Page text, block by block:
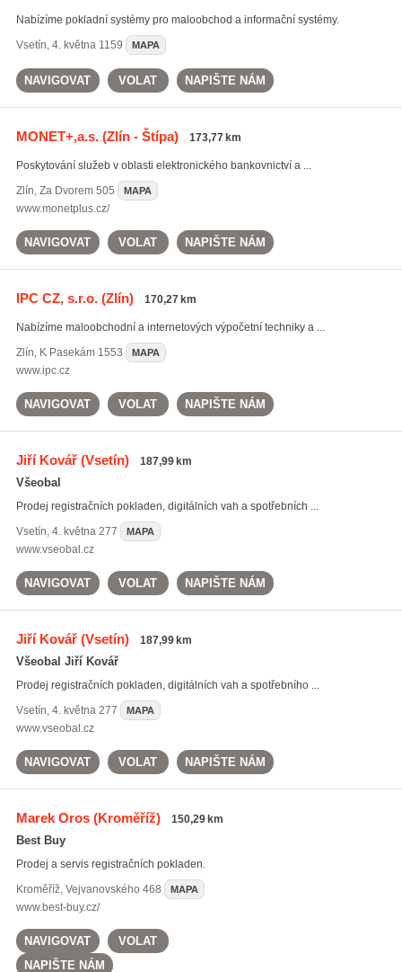
Nabízíme pokladní systémy pro maloobchod a informační systémy.
Vsetín, 4. května 1159 MAPA
NAVIGOVAT VOLAT NAPIŠTE NÁM
MONET+,a.s.(Zlín - Štípa) 173,77 km
Poskytování služeb v oblasti elektronického bankovnictví a ...
Zlín, Za Dvorem 505 MAPA
www.monetplus.cz/
NAVIGOVAT VOLAT NAPIŠTE NÁM
IPC CZ, s.r.o.(Zlín) 170,27 km
Nabízíme maloobchodní a internetových výpočetní techniky a ...
Zlín, K Pasekám 1553 MAPA
www.ipc.cz
NAVIGOVAT VOLAT NAPIŠTE NÁM
Jiří Kovář(Vsetín) 187,99 km
Všeobal
Prodej registračních pokladen, digitálních vah a spotřebních ...
Vsetín, 4. května 277 MAPA
www.vseobal.cz
NAVIGOVAT VOLAT NAPIŠTE NÁM
Jiří Kovář(Vsetín) 187,99 km
Všeobal Jiří Kovář
Prodej registračních pokladen, digitálních vah a spotřebního ...
Vsetín, 4. května 277 MAPA
www.vseobal.cz
NAVIGOVAT VOLAT NAPIŠTE NÁM
Marek Oros(Kroměříž) 150,29 km
Best Buy
Prodej a servis registračních pokladen.
Kroměříž, Vejvanovského 468 MAPA
www.best-buy.cz/
NAVIGOVAT
VOLAT
NAPIŠTE NÁM